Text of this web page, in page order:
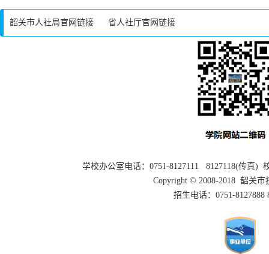
韶关市人社局官网链接 省人社厅官网链接
学校办公室电话：0751-8127111 8127118(传真)
Copyright © 2008-2018 韶关
招生电话：0751-